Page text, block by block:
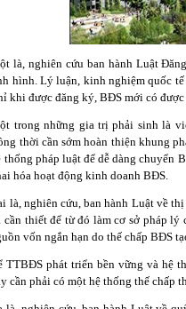
là, nghiên cứu ban hành Luật
hình. Lý luận, kinh nghiệm quốc
khi được đăng ký, BĐS mới có
trong những gia trị phải sinh là
thời cần sớm hoàn thiện khung
thống pháp luật để dễ dàng chuyển
hóa hoạt động kinh doanh BĐS.
là, nghiên cứu, ban hành Luật về
cần thiết để từ đó làm cơ sở pháp
vốn ngắn hạn do thế chấp BĐS
TTBĐS phát triển bền vững và hệ
cần phải có một hệ thống thế chấp